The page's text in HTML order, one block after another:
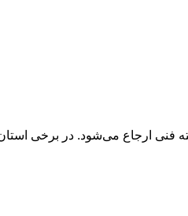
فنی ارجاع می‌شود. در برخی